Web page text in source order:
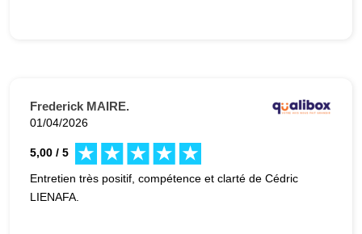
Frederick MAIRE.
01/04/2026
5,00 / 5
Entretien très positif, compétence et clarté de Cédric
LIENAFA.